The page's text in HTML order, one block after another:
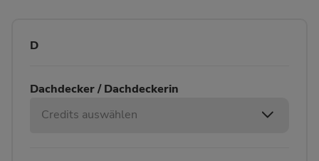
D
Dachdecker / Dachdeckerin
Credits auswählen